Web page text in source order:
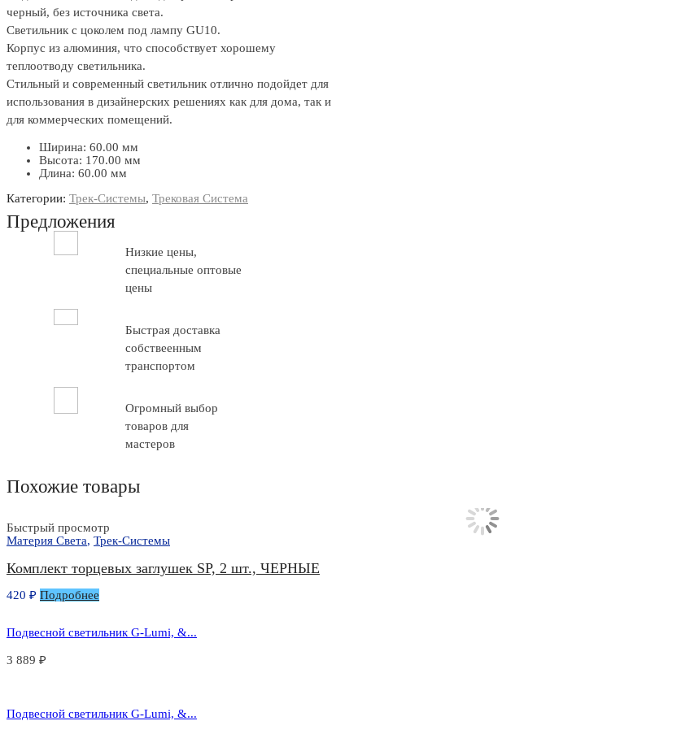
черный, без источника света.
Светильник с цоколем под лампу GU10.
Корпус из алюминия, что способствует хорошему
теплоотводу светильника.
Стильный и современный светильник отлично подойдет для
использования в дизайнерских решениях как для дома, так и
для коммерческих помещений.
Ширина: 60.00 мм
Высота: 170.00 мм
Длина: 60.00 мм
Категории: Трек-Системы, Трековая Система
Предложения
Низкие цены,
специальные оптовые
цены
Быстрая доставка
собствеенным
транспортом
Огромный выбор
товаров для
мастеров
Похожие товары
Быстрый просмотр
Материя Света, Трек-Системы
Комплект торцевых заглушек SP, 2 шт., ЧЕРНЫЕ
420 ₽ Подробнее
Подвесной светильник G-Lumi, &...
3 889 ₽
Подвесной светильник G-Lumi, &...